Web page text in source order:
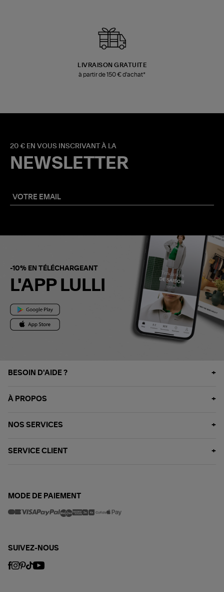
LIVRAISON GRATUITE
à partir de 150 € d'achat*
20 € EN VOUS INSCRIVANT À LA
NEWSLETTER
-10% EN TÉLÉCHARGEANT
L'APP LULLI
BESOIN D'AIDE ?
À PROPOS
NOS SERVICES
SERVICE CLIENT
MODE DE PAIEMENT
SUIVEZ-NOUS